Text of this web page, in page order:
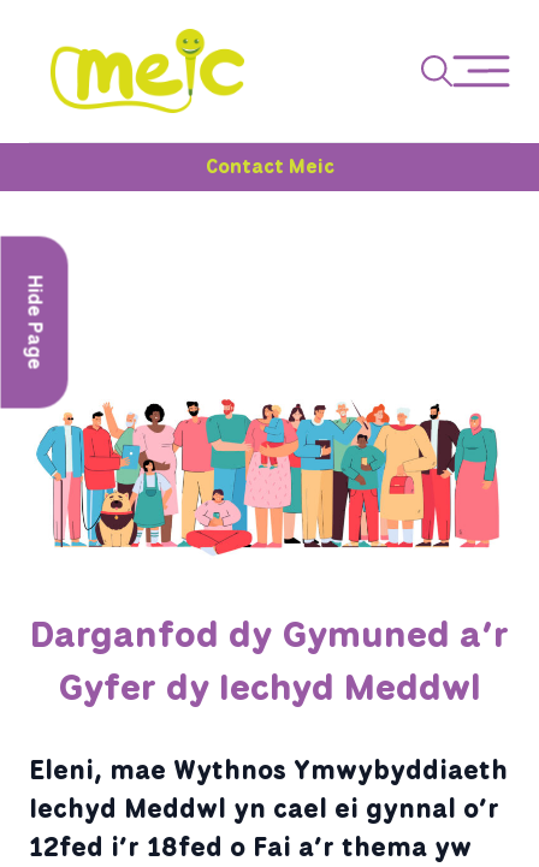
Contact Meic
Hide Page
Darganfod dy Gymuned a’r
Gyfer dy Iechyd Meddwl
Eleni, mae Wythnos Ymwybyddiaeth
Iechyd Meddwl yn cael ei gynnal o’r
12fed i’r 18fed o Fai a’r thema yw